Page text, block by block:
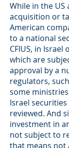
While in the US
acquisition or
American
to a national
CFIUS, in
which are
approval by a
regulators,
some
Israel
reviewed. And
investment in
not subject to
that means not